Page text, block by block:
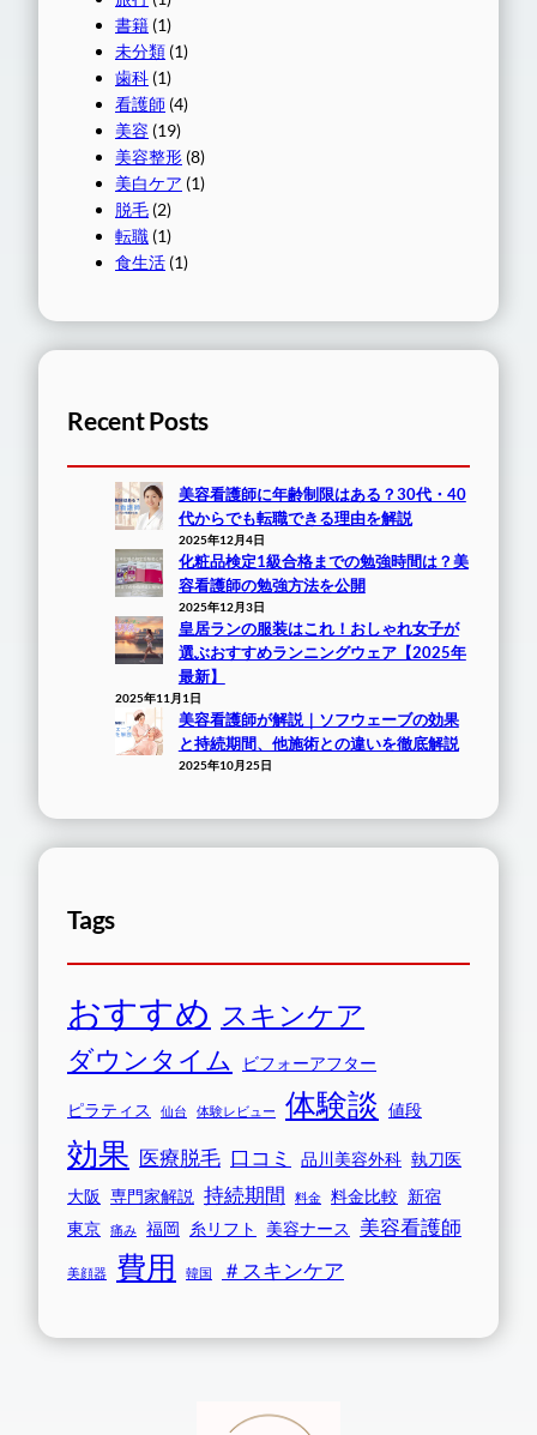
書籍 (1)
未分類 (1)
歯科 (1)
看護師 (4)
美容 (19)
美容整形 (8)
美白ケア (1)
脱毛 (2)
転職 (1)
食生活 (1)
Recent Posts
美容看護師に年齢制限はある？30代・40
代からでも転職できる理由を解説
2025年12月4日
化粧品検定1級合格までの勉強時間は？美
容看護師の勉強方法を公開
2025年12月3日
皇居ランの服装はこれ！おしゃれ女子が
選ぶおすすめランニングウェア【2025年
最新】
2025年11月1日
美容看護師が解説｜ソフウェーブの効果
と持続期間、他施術との違いを徹底解説
2025年10月25日
Tags
おすすめ スキンケア
ダウンタイム ビフォーアフター
ピラティス 仙台 体験レビュー 体験談 値段
効果 医療脱毛 口コミ 品川美容外科 執刀医
大阪 専門家解説 持続期間 料金 料金比較 新宿
東京
痛み 福岡 糸リフト 美容ナース 美容看護師
美顔器 費用 韓国 ＃スキンケア